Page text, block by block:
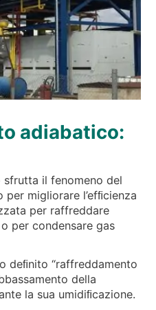
adiabatico:
il fenomeno del
migliorare l’efﬁcienza
per raffreddare
per condensare gas
deﬁnito “raffreddamento
della
la sua umidiﬁcazione.